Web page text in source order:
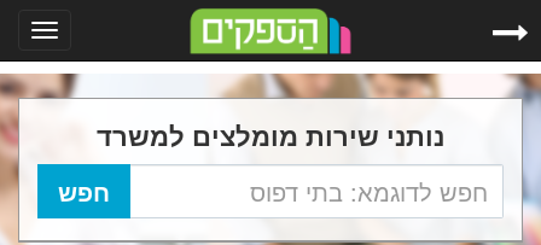
נותני שירות מומלצים למשרד